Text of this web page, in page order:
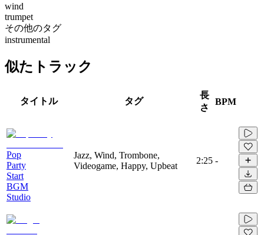
wind
trumpet
その他のタグ
instrumental
似たトラック
タイトル タグ
長
さ
BPM
Pop
Party
Start
BGM
Studio
Jazz, Wind, Trombone,
Videogame, Happy, Upbeat
2:25 -